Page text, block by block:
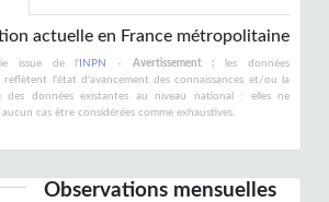
actuelle en France métropolitaine
issue de l' INPN - Avertissement : les données
reflètent l'état d'avancement des connaissances et/ou la
des données existantes au niveau national : elles ne
cas être considérées comme exhaustives.
Observations mensuelles